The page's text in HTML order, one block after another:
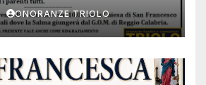
ONORANZE TRIOLO